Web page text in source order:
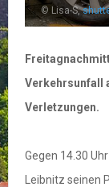
© Lisa-S,
Verkehrsunfall
Verletzungen.
Gegen 14.30
Leibnitz seinen